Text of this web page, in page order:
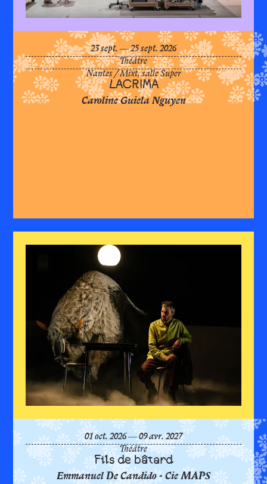
LACRIMA
Caroline Guiela Nguyen
du
23septembre
sept. ―au
25 septembre
sept. 2026
Théâtre
Nantes /Mixt, salle Super
Fils
Fils de bâtard
Emmanuel De Candido - Cie MAPS
du
01octobre
oct. 2026 ―au
09avril
avr. 2027
Théâtre